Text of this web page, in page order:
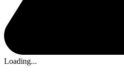
Loading...